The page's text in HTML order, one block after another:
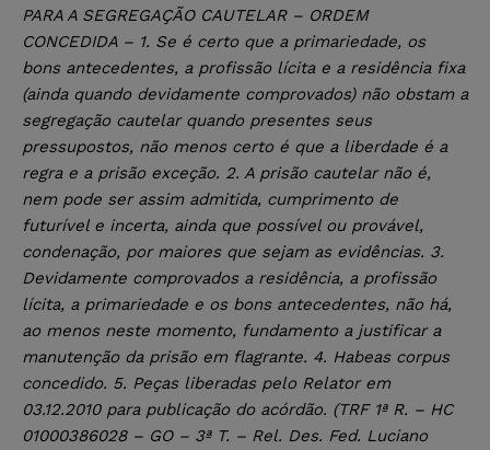
PARA A SEGREGAÇÃO CAUTELAR – ORDEM
CONCEDIDA – 1. Se é certo que a primariedade, os
bons antecedentes, a profissão lícita e a residência fixa
(ainda quando devidamente comprovados) não obstam a
segregação cautelar quando presentes seus
pressupostos, não menos certo é que a liberdade é a
regra e a prisão exceção. 2. A prisão cautelar não é,
nem pode ser assim admitida, cumprimento de
futurível e incerta, ainda que possível ou provável,
condenação, por maiores que sejam as evidências. 3.
Devidamente comprovados a residência, a profissão
lícita, a primariedade e os bons antecedentes, não há,
ao menos neste momento, fundamento a justificar a
manutenção da prisão em flagrante. 4. Habeas corpus
concedido. 5. Peças liberadas pelo Relator em
03.12.2010 para publicação do acórdão. (TRF 1ª R. – HC
01000386028 – GO – 3ª T. – Rel. Des. Fed. Luciano